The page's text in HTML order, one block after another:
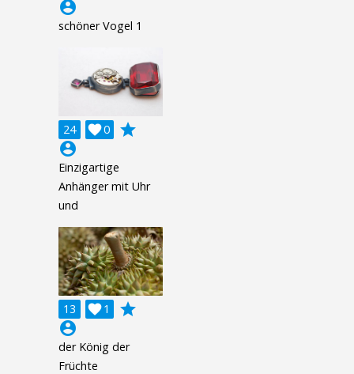
account_circle
schöner Vogel 1
24 0

grade
account_circle
Einzigartige
Anhänger mit Uhr
und
13 1

grade
account_circle
der König der
Früchte